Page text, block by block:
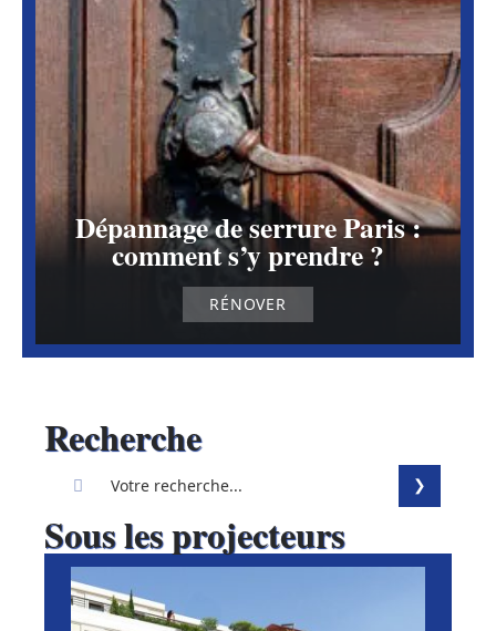
Dépannage de serrure Paris :
comment s’y prendre ?
RÉNOVER
Recherche
Sous les projecteurs